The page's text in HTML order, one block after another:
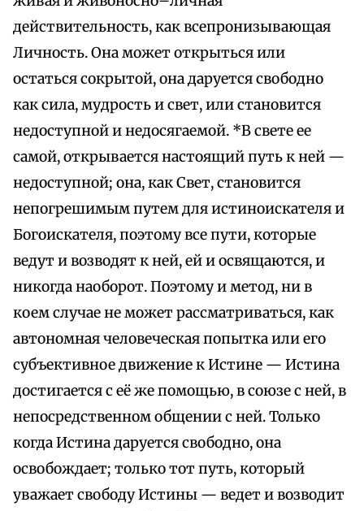
действительность, как всепронизывающая
Личность. Она может открыться или
остаться сокрытой, она даруется свободно
как сила, мудрость и свет, или становится
недоступной и недосягаемой. *В свете ее
самой, открывается настоящий путь к ней —
недоступной; она, как Свет, становится
непогрешимым путем для истиноискателя и
Богоискателя, поэтому все пути, которые
ведут и возводят к ней, ей и освящаются, и
никогда наоборот. Поэтому и метод, ни в
коем случае не может рассматриваться, как
автономная человеческая попытка или его
субъективное движение к Истине — Истина
достигается с её же помощью, в союзе с ней, в
непосредственном общении с ней. Только
когда Истина даруется свободно, она
освобождает; только тот путь, который
уважает свободу Истины — ведет и возводит